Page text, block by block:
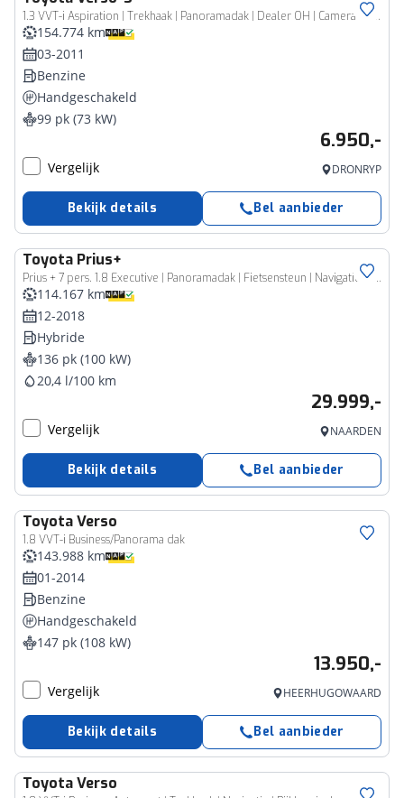
1.3 VVT-i Aspiration | Trekhaak | Panoramadak | Dealer OH | Camera | Navi | Bluetooth
154.774 km
03-2011
Benzine
Handgeschakeld
99 pk (73 kW)
6.950,-
Vergelijk DRONRYP
Bekijk details Bel aanbieder
Toyota Prius+
Prius + 7 pers. 1.8 Executive | Panoramadak | Fietsensteun | Navigatie | JBL | Keyless entry | LED | Stoelverwarming | Adaptive Cruise Control | Clima | Camera | 17 inch
114.167 km
12-2018
Hybride
136 pk (100 kW)
20,4 l/100 km
29.999,-
Vergelijk NAARDEN
Bekijk details Bel aanbieder
ToyotaVerso
1.8 VVT-i Business/Panorama dak
143.988 km
01-2014
Benzine
Handgeschakeld
147 pk (108 kW)
13.950,-
Vergelijk HEERHUGOWAARD
Bekijk details Bel aanbieder
ToyotaVerso